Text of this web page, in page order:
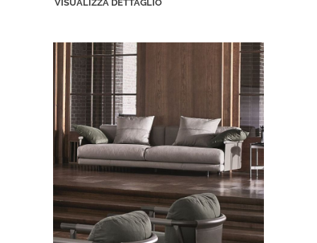
VISUALIZZA DETTAGLIO